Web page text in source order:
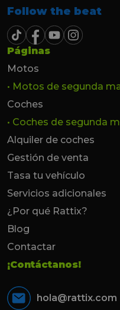
Follow the beat
Páginas
Motos
• Motos de segunda
Coches
• Coches de segunda
Alquiler de coches
Gestión de venta
Tasa tu vehículo
Servicios adicionales
¿Por qué Rattix?
Blog
Contactar
¡Contáctanos!
hola@rattix.com